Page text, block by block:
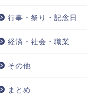
行事・祭り・記念日
経済・社会・職業
その他
まとめ